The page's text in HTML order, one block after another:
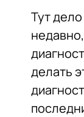
Тут
делать